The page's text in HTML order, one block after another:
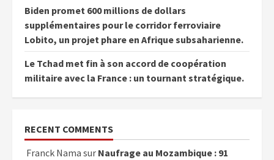
Biden promet 600 millions de dollars
supplémentaires pour le corridor ferroviaire
Lobito, un projet phare en Afrique subsaharienne.
Le Tchad met fin à son accord de coopération
militaire avec la France : un tournant stratégique.
RECENT COMMENTS
Franck Nama sur Naufrage au Mozambique : 91